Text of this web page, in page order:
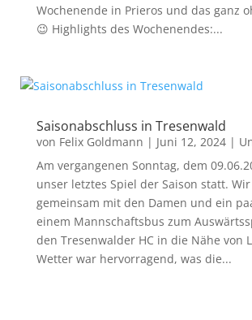
Wochenende in Prieros und das ganz
😉 Highlights des Wochenendes:...
Saisonabschluss in Tresenwald
von Felix Goldmann | Juni 12, 2024|
Am vergangenen Sonntag, dem
unser letztes Spiel der Saison statt.
gemeinsam mit den Damen und ein
einem Mannschaftsbus zum
den Tresenwalder HC in die Nähe von
Wetter war hervorragend, was die...